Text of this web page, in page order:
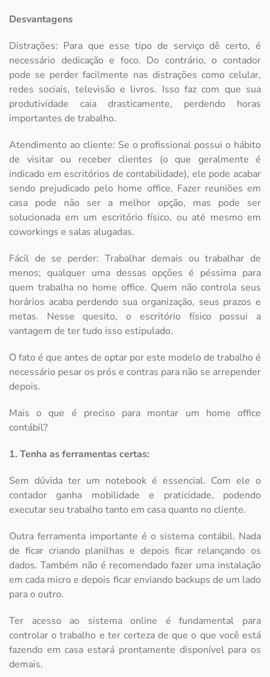
Desvantagens
Distrações: Para que esse tipo de serviço dê certo, é
necessário dedicação e foco. Do contrário, o contador
pode se perder facilmente nas distrações como celular,
redes sociais, televisão e livros. Isso faz com que sua
produtividade caia drasticamente, perdendo horas
importantes de trabalho.
Atendimento ao cliente: Se o profissional possui o hábito
de visitar ou receber clientes (o que geralmente é
indicado em escritórios de contabilidade), ele pode acabar
sendo prejudicado pelo home office. Fazer reuniões em
casa pode não ser a melhor opção, mas pode ser
solucionada em um escritório físico, ou até mesmo em
coworkings e salas alugadas.
Fácil de se perder: Trabalhar demais ou trabalhar de
menos; qualquer uma dessas opções é péssima para
quem trabalha no home office. Quem não controla seus
horários acaba perdendo sua organização, seus prazos e
metas. Nesse quesito, o escritório físico possui a
vantagem de ter tudo isso estipulado.
O fato é que antes de optar por este modelo de trabalho é
necessário pesar os prós e contras para não se arrepender
depois.
Mais o que é preciso para montar um home office
contábil?
1. Tenha as ferramentas certas:
Sem dúvida ter um notebook é essencial. Com ele o
contador ganha mobilidade e praticidade, podendo
executar seu trabalho tanto em casa quanto no cliente.
Outra ferramenta importante é o sistema contábil. Nada
de ficar criando planilhas e depois ficar relançando os
dados. Também não é recomendado fazer uma instalação
em cada micro e depois ficar enviando backups de um lado
para o outro.
Ter acesso ao sistema online é fundamental para
controlar o trabalho e ter certeza de que o que você está
fazendo em casa estará prontamente disponível para os
demais.